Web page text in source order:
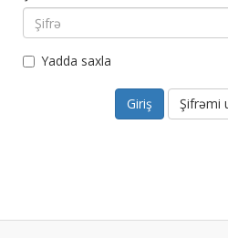
Yadda saxla
Şifrəmi